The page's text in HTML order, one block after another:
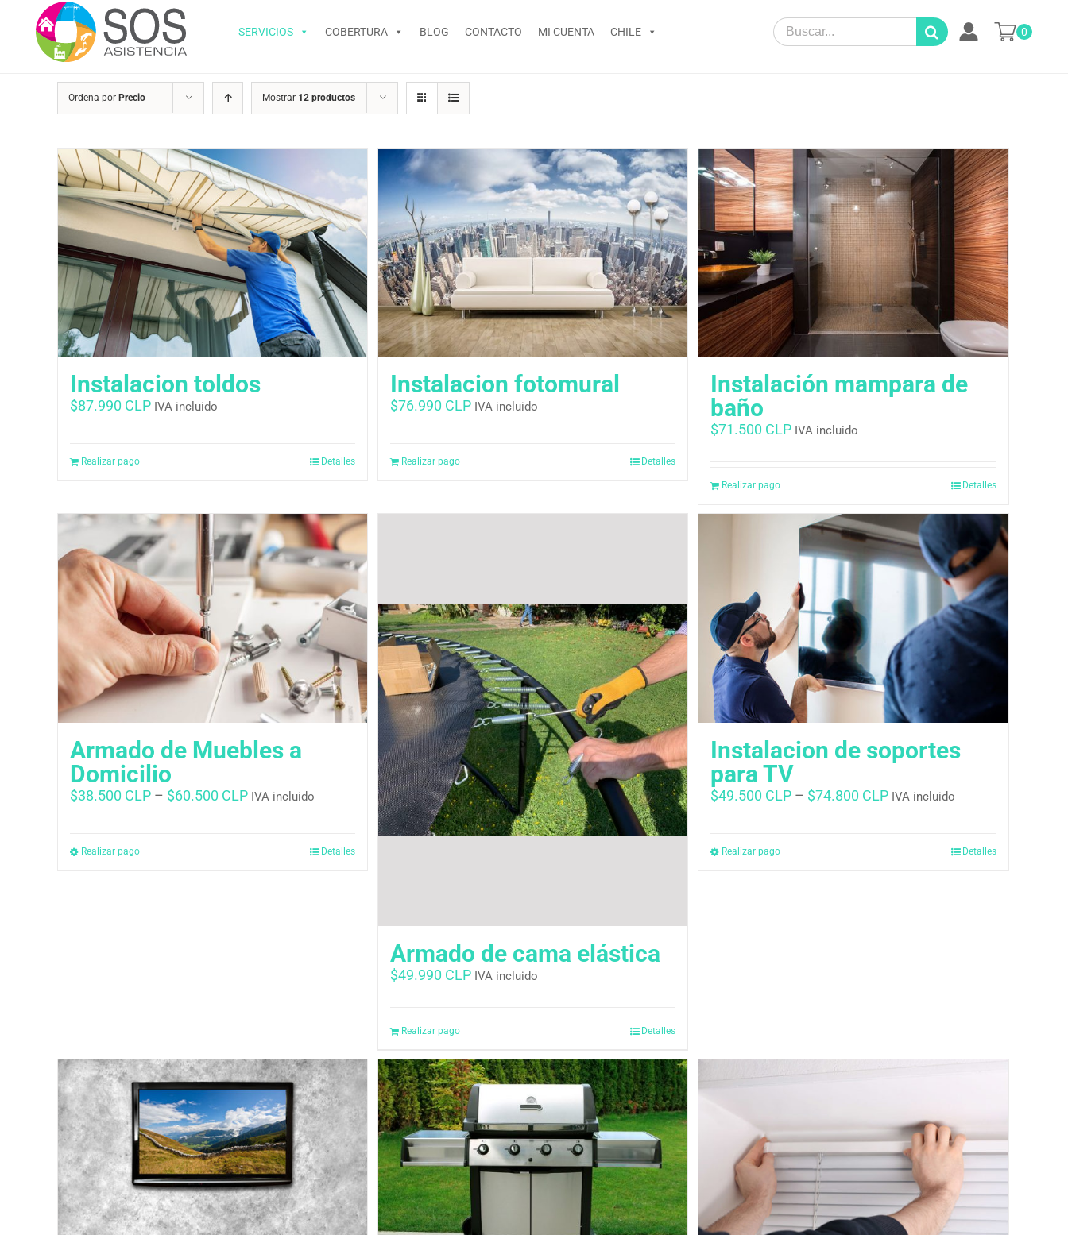
contenido
SERVICIOS COBERTURA BLOG CONTACTO MI CUENTA CHILE
Search
for:
0
Ordena por Precio Mostrar 12 productos
Instalacion toldos
$87.990 CLP IVA incluido
Realizar pago Detalles
Instalacion fotomural
$76.990 CLP IVA incluido
Realizar pago Detalles
Instalación mampara de
baño
$71.500 CLP IVA incluido
Realizar pago Detalles
Armado de Muebles a
Domicilio
$38.500 CLP – $60.500 CLP IVA incluido
Realizar pago Detalles
Armado de cama elástica
$49.990 CLP IVA incluido
Realizar pago Detalles
Instalacion de soportes
para TV
$49.500 CLP – $74.800 CLP IVA incluido
Realizar pago Detalles